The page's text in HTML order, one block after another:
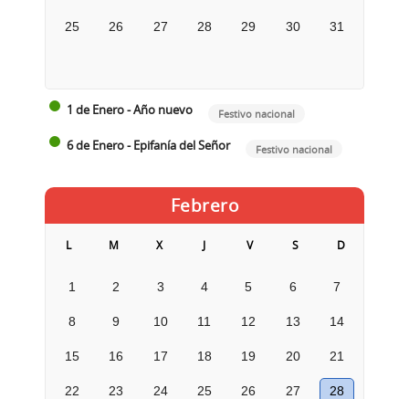
25 26 27 28 29 30 31
1 de Enero - Año nuevo Festivo nacional
6 de Enero - Epifanía del Señor Festivo nacional
Febrero
L M X J V S D
1 2 3 4 5 6 7
8 9 10 11 12 13 14
15 16 17 18 19 20 21
22 23 24 25 26 27 28